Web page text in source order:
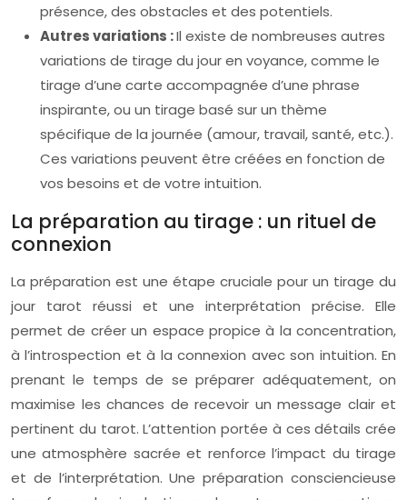
présence, des obstacles et des potentiels.
Autres variations :Il existe de nombreuses autres
variations de tirage du jour en voyance, comme le
tirage d’une carte accompagnée d’une phrase
inspirante, ou un tirage basé sur un thème
spécifique de la journée (amour, travail, santé, etc.).
Ces variations peuvent être créées en fonction de
vos besoins et de votre intuition.
La préparation au tirage : un rituel de
connexion
La préparation est une étape cruciale pour un tirage du
jour tarot réussi et une interprétation précise. Elle
permet de créer un espace propice à la concentration,
à l’introspection et à la connexion avec son intuition. En
prenant le temps de se préparer adéquatement, on
maximise les chances de recevoir un message clair et
pertinent du tarot. L’attention portée à ces détails crée
une atmosphère sacrée et renforce l’impact du tirage
et de l’interprétation. Une préparation consciencieuse